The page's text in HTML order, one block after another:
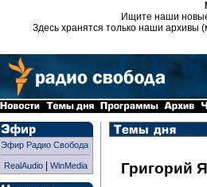
Ищите наши
Здесь хранятся только наши архивы
Эфир Радио Свобода
RealAudio| WinMedia Григорий